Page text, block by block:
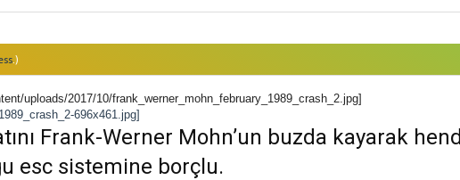
.)
uploads/2017/10/frank_werner_mohn_february_1989_crash_2.jpg]
Frank-Werner Mohn’un buzda kayarak
esc sistemine borçlu.